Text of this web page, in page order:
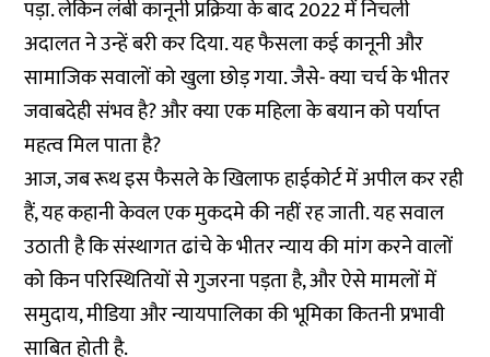
पड़ा. लेकिन लंबी कानूनी प्रक्रिया के बाद 2022 में निचली
अदालत ने उन्हें बरी कर दिया. यह फैसला कई कानूनी और
सामाजिक सवालों को खुला छोड़ गया. जैसे- क्या चर्च के भीतर
जवाबदेही संभव है? और क्या एक महिला के बयान को पर्याप्त
महत्व मिल पाता है?
आज, जब रूथ इस फैसले के खिलाफ हाईकोर्ट में अपील कर रही
हैं, यह कहानी केवल एक मुकदमे की नहीं रह जाती. यह सवाल
उठाती है कि संस्थागत ढांचे के भीतर न्याय की मांग करने वालों
को किन परिस्थितियों से गुजरना पड़ता है, और ऐसे मामलों में
समुदाय, मीडिया और न्यायपालिका की भूमिका कितनी प्रभावी
साबित होती है.